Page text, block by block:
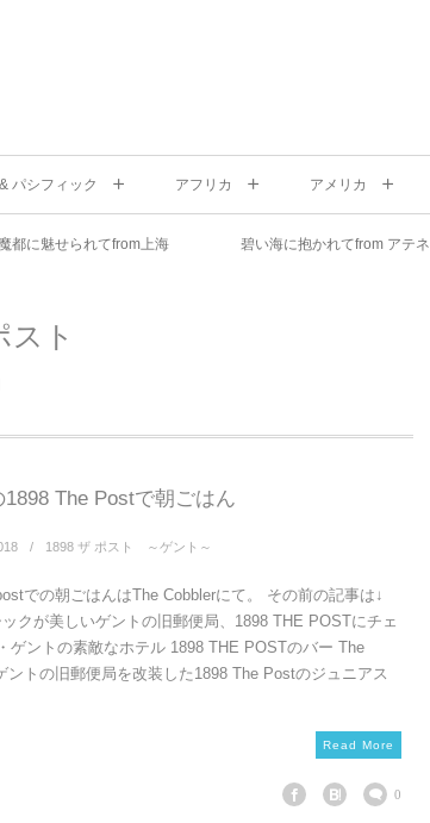
パシフィック アフリカ アメリカ
魔都に魅せられてfrom上海 碧い海に抱かれてfrom アテネ
スト
The Postで朝ごはん
1898 ザ ポスト ～ゲント～
での朝ごはんはThe Cobblerにて。 その前の記事は↓
ックが美しいゲントの旧郵便局、1898 THE POSTにチェ
ゲントの素敵なホテル 1898 THE POSTのバー The
ントの旧郵便局を改装した1898 The Postのジュニアス
Read More
0